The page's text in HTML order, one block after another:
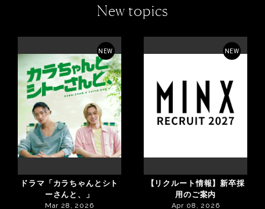
New topics
NEW
ドラマ「カラちゃんとシト
ーさんと、」
Mar 28, 2026
NEW
【リクルート情報】新卒採
用のご案内
Apr 08, 2026